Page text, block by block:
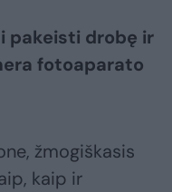
pakeisti drobę ir
fotoaparato
žmogiškasis
kaip ir